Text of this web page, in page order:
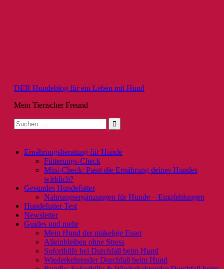
DER Hundeblog für ein Leben mit Hund
Mein Tierischer Freund
Suche
nach:
Ernährungsberatung für Hunde
Fütterungs-Check
Mini-Check: Passt die Ernährung deines Hundes
wirklich?
Gesundes Hundefutter
Nahrungsergänzungen für Hunde – Empfehlungen
Hundefutter Test
Newsletter
Guides und mehr
Mein Hund der mäkelige Esser
Alleinbleiben ohne Stress
Soforthilfe bei Durchfall beim Hund
Wiederkehrender Durchfall beim Hund